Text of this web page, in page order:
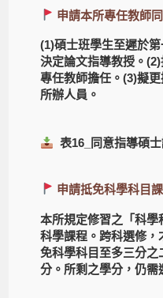
申請本所專任教師
(1)碩士班學生至遲於
決定論文指導教授。
專任教師擔任。(3)擬
所辦人員。
表16_同意指導碩
申請抵免科學科目
本所規定修習之「科
科學課程。跨科選修
免科學科目至多三分
分。所剩之學分，仍需